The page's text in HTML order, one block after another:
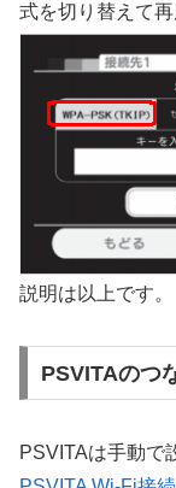
式を切り替えて再
説明は以上です。
PSVITAのつ
PSVITAは手動で